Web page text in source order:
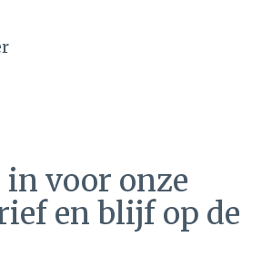
voor onze
en blijf op de